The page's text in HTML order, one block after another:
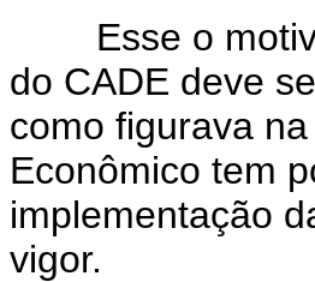
Esse o motivo
do CADE deve
como figurava
Econômico tem
implementação
vigor.